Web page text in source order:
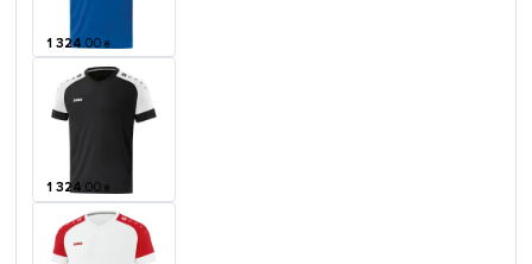
1 324.00 ₴
1 324.00 ₴